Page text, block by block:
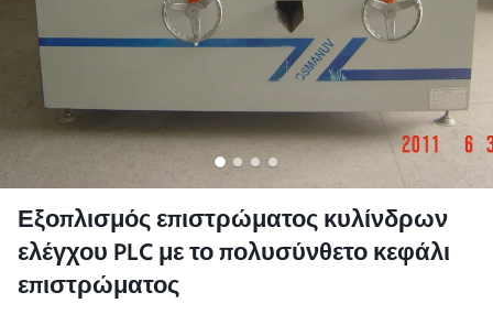
Εξοπλισμός επιστρώματος κυλίνδρων
ελέγχου PLC με το πολυσύνθετο κεφάλι
επιστρώματος